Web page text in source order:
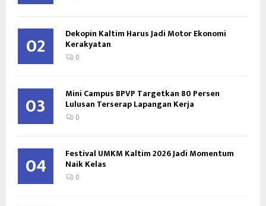
02 Dekopin Kaltim Harus Jadi Motor Ekonomi
Kerakyatan
0
03 Mini Campus BPVP Targetkan 80 Persen
Lulusan Terserap Lapangan Kerja
0
04 Festival UMKM Kaltim 2026 Jadi Momentum
Naik Kelas
0